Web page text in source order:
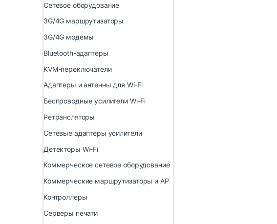
Сетевое оборудование
3G/4G маршрутизаторы
3G/4G модемы
Bluetooth-адаптеры
KVM-переключатели
Адаптеры и антенны для Wi-Fi
Беспроводные усилители Wi-Fi
Ретрансляторы
Сетевые адаптеры усилители
Детекторы Wi-Fi
Коммерческое сетевое оборудование
Коммерческие маршрутизаторы и AP
Контроллеры
Серверы печати